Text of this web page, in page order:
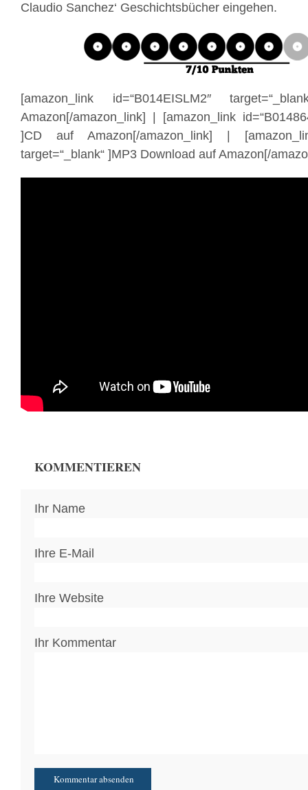
Claudio Sanchez‘ Geschichtsbücher eingehen.
[amazon_link id=“B014EISLM2″
Amazon[/amazon_link] | [amazon_link
]CD auf Amazon[/amazon_link] |
target=“_blank“ ]MP3 Download auf Amazon[/
KOMMENTIEREN
Ihr Name
Ihre E-Mail
Ihre Website
Ihr Kommentar